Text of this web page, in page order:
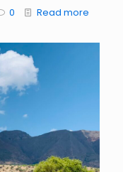
0 Read more